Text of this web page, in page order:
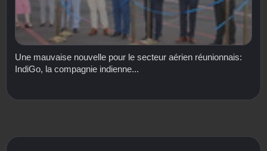
Une mauvaise nouvelle pour le secteur aérien réunionnais:
IndiGo, la compagnie indienne...